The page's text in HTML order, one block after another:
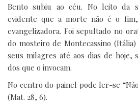
Bento subiu ao céu. No leito da
evidente que a morte não é o
evangelizadora. Foi sepultado no
do mosteiro de Montecassino
seus milagres até aos dias de hoje,
dos que o invocam.
No centro do painel pode ler-se
(Mat. 28, 6).